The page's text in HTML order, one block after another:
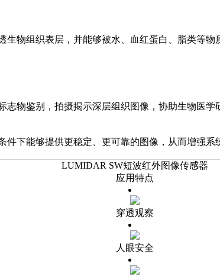
物组织表层，并能够被水、血红蛋白、脂类等
物鉴别，拍摄揭示深层组织图像，协助生物医学
下能够提供更稳定、更可靠的图像，从而增强系
LUMIDAR SW短波红外图像传感器
应用特点
穿透观察
人眼安全